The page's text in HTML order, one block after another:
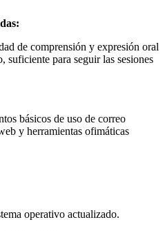
de comprensión y expresión oral
para seguir las sesiones
básicos de uso de correo
herramientas ofimáticas
operativo actualizado.